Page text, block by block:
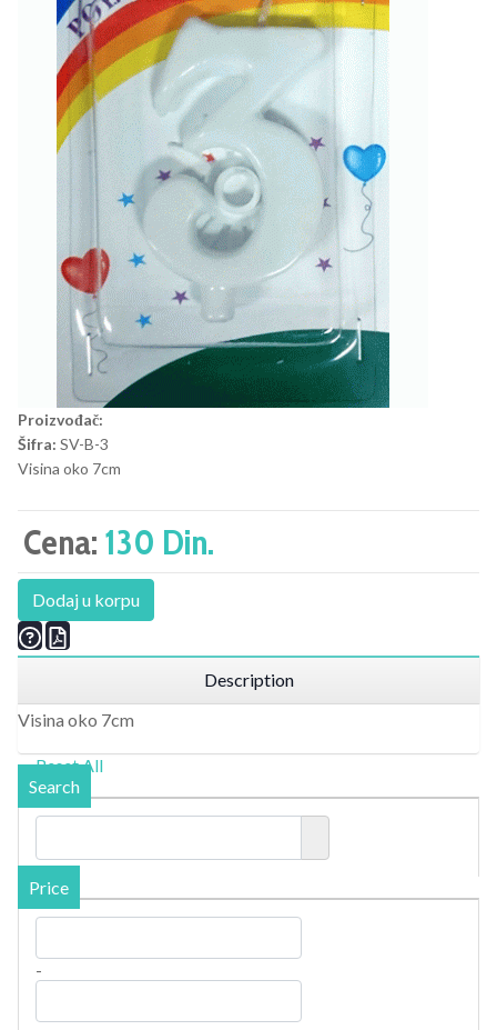
Proizvođač:
Šifra: SV-B-3
Visina oko 7cm
Cena: 130 Din.
Dodaj u korpu
Description
Visina oko 7cm
Reset All
Search
Price
-